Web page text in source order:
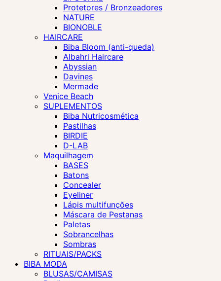
Protetores / Bronzeadores
NATURE
BIONOBLE
HAIRCARE
Biba Bloom (anti-queda)
Albahri Haircare
Abyssian
Davines
Mermade
Venice Beach
SUPLEMENTOS
Biba Nutricosmética
Pastilhas
BIRDIE
D-LAB
Maquilhagem
BASES
Batons
Concealer
Eyeliner
Lápis multifunções
Máscara de Pestanas
Paletas
Sobrancelhas
Sombras
RITUAIS/PACKS
BIBA MODA
BLUSAS/CAMISAS